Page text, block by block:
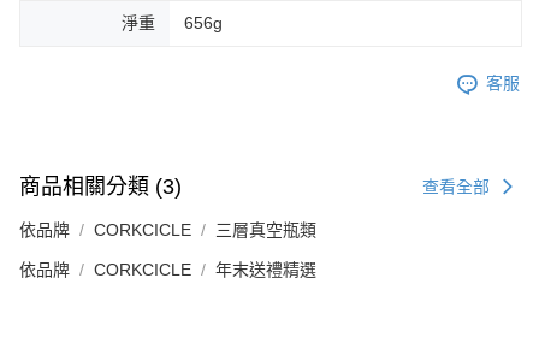
淨重 656g
客服
商品相關分類 (3) 查看全部
依品牌 CORKCICLE 三層真空瓶類
依品牌 CORKCICLE 年末送禮精選